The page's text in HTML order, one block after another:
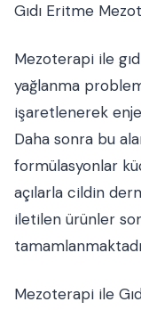
Gıdı Eritme
Mezoterapi ile
yağlanma
işaretlenerek
Daha sonra bu
formülasyonlar
açılarla cildin
iletilen ürünler
Mezoterapi ile